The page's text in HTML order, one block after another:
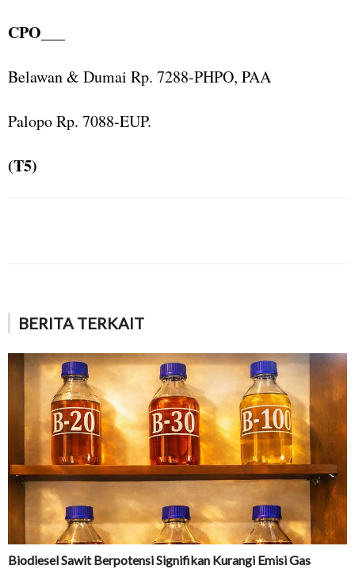
CPO___
Belawan & Dumai Rp. 7288-PHPO, PAA
Palopo Rp. 7088-EUP.
(T5)
BERITA TERKAIT
Biodiesel Sawit Berpotensi Signifikan Kurangi Emisi Gas